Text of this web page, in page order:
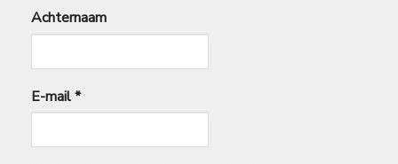
Achternaam
E-mail*